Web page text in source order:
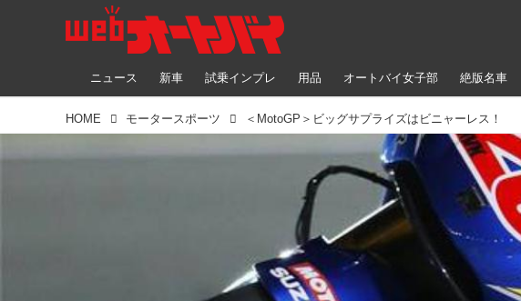
ニュース 新車 試乗インプレ 用品 オートバイ女子部 絶版名車
HOME モータースポーツ ＜MotoGP＞ビッグサプライズはビニャーレス！